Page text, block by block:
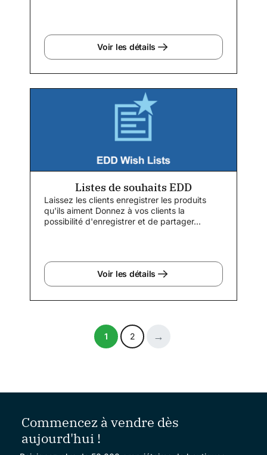
Voir les détails
Listes de souhaits EDD
Laissez les clients enregistrer les produits
qu'ils aiment Donnez à vos clients la
possibilité d'enregistrer et de partager...
Voir les détails
1 2
Commencez à vendre dès
aujourd'hui !